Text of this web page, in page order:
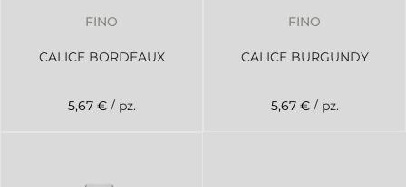
FINO
CALICE BORDEAUX
5,67 € / pz.
FINO
CALICE BURGUNDY
5,67 € / pz.